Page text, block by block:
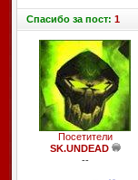
Спасибоза пост: 1
Посетители
SK.UNDEAD
--